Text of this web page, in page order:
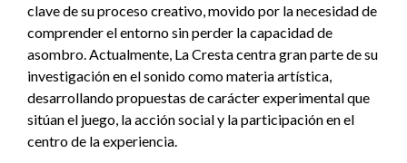
clave de su proceso creativo, movido por la necesidad de
comprender el entorno sin perder la capacidad de
asombro. Actualmente, La Cresta centra gran parte de su
investigación en el sonido como materia artística,
desarrollando propuestas de carácter experimental que
sitúan el juego, la acción social y la participación en el
centro de la experiencia.